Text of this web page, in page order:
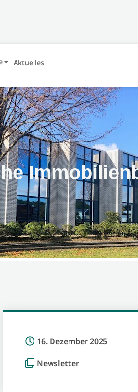
Aktuelles
16. Dezember 2025
Newsletter